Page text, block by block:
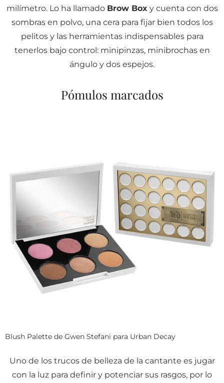
milímetro. Lo ha llamado Brow Boxy cuenta con dos
sombras en polvo, una cera para fijar bien todos los
pelitos y las herramientas indispensables para
tenerlos bajo control: minipinzas, minibrochas en
ángulo y dos espejos.
Pómulos marcados
Blush Palette de Gwen Stefani para Urban Decay
Uno de los trucos de belleza de la cantante es jugar
con la luz para definir y potenciar sus rasgos, por lo